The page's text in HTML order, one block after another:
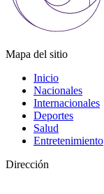
Mapa del sitio
Inicio
Nacionales
Internacionales
Deportes
Salud
Entretenimiento
Dirección